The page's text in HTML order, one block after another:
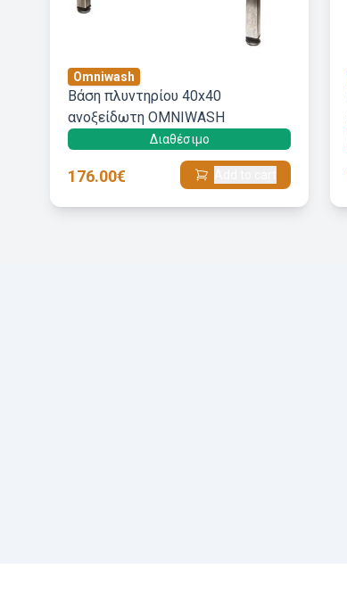
Omniwash
Βάση πλυντηρίου 40x40
ανοξείδωτη OMNIWASH
Διαθέσιμο
176.00€